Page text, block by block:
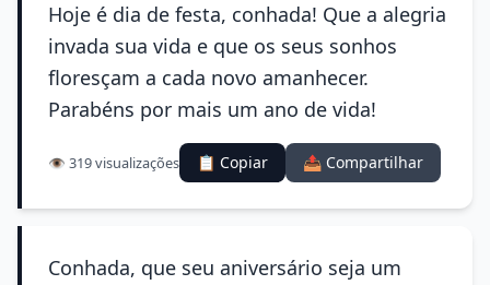
Hoje é dia de festa, conhada! Que a alegria
invada sua vida e que os seus sonhos
floresçam a cada novo amanhecer.
Parabéns por mais um ano de vida!
👁️ 319 visualizações 📋 Copiar 📤 Compartilhar
Conhada, que seu aniversário seja um